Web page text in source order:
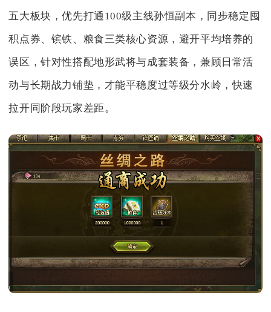
五大板块，优先打通100级主线孙恒副本，同步稳定囤
积点券、镔铁、粮食三类核心资源，避开平均培养的
误区，针对性搭配地形武将与成套装备，兼顾日常活
动与长期战力铺垫，才能平稳度过等级分水岭，快速
拉开同阶段玩家差距。